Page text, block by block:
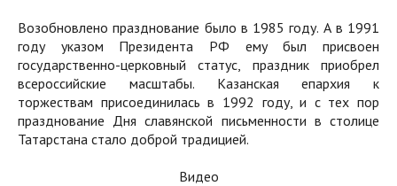
Возобновлено празднование было в 1985 году. А в 1991
году указом Президента РФ ему был присвоен
государственно-церковный статус, праздник приобрел
всероссийские масштабы. Казанская епархия к
торжествам присоединилась в 1992 году, и с тех пор
празднование Дня славянской письменности в столице
Татарстана стало доброй традицией.
Видео